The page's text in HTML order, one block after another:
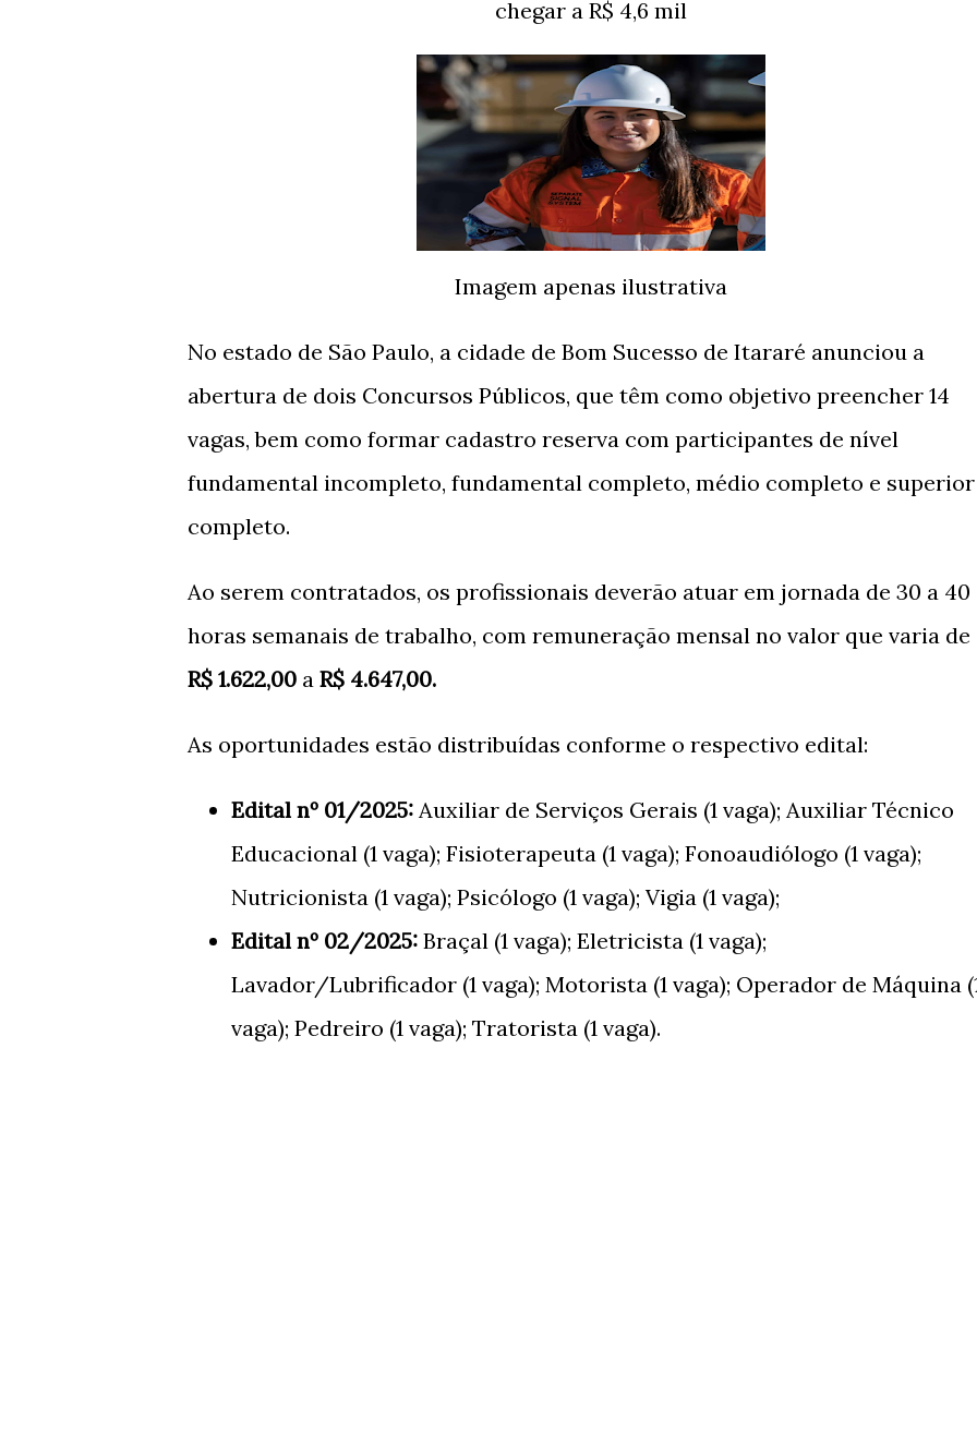
chegar a R$ 4,6 mil
Imagem apenas ilustrativa
No estado de São Paulo, a cidade de Bom Sucesso de Itararé anunciou a
abertura de dois Concursos Públicos, que têm como objetivo preencher 14
vagas, bem como formar cadastro reserva com participantes de nível
fundamental incompleto, fundamental completo, médio completo e superior
completo.
Ao serem contratados, os profissionais deverão atuar em jornada de 30 a 40
horas semanais de trabalho, com remuneração mensal no valor que varia de
R$ 1.622,00 a R$ 4.647,00.
As oportunidades estão distribuídas conforme o respectivo edital:
Edital nº 01/2025: Auxiliar de Serviços Gerais (1 vaga); Auxiliar Técnico
Educacional (1 vaga); Fisioterapeuta (1 vaga); Fonoaudiólogo (1 vaga);
Nutricionista (1 vaga); Psicólogo (1 vaga); Vigia (1 vaga);
Edital nº 02/2025: Braçal (1 vaga); Eletricista (1 vaga);
Lavador/Lubrificador (1 vaga); Motorista (1 vaga); Operador de Máquina
vaga); Pedreiro (1 vaga); Tratorista (1 vaga).